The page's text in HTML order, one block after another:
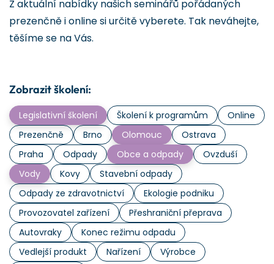
Z aktuální nabídky našich seminářů pořádaných
prezenčně i online si určitě vyberete. Tak neváhejte,
těšíme se na Vás.
Zobrazit školení:
Legislativní školení Školení k programům
Online
Prezenčně
Brno Olomouc
Ostrava
Praha
Odpady Obce a odpady
Ovzduší
Vody
Kovy
Stavební odpady
Odpady ze zdravotnictví
Ekologie podniku
Provozovatel zařízení
Přeshraniční přeprava
Autovraky
Konec režimu odpadu
Vedlejší produkt
Nařízení
Výrobce